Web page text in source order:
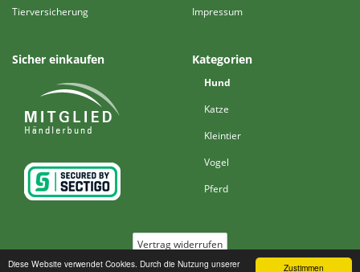
Zustimmen
Diese Website verwendet Cookies. Durch die Nutzung unserer
Tierversicherung
Impressum
Sicher einkaufen Kategorien
Hund
Katze
Kleintier
Vogel
Pferd
Vertrag widerrufen